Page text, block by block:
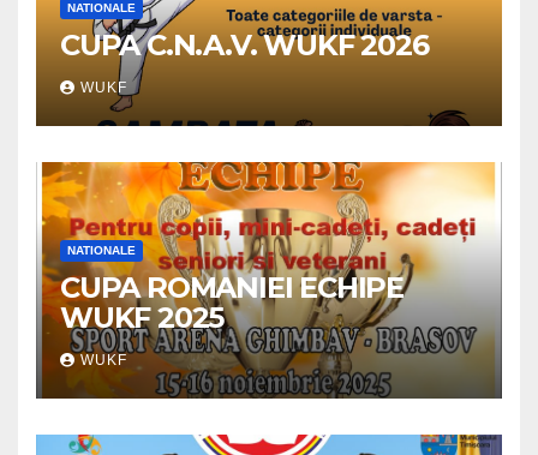
NATIONALE
CUPA C.N.A.V. WUKF 2026
WUKF
NATIONALE
CUPA ROMANIEI ECHIPE
WUKF 2025
WUKF